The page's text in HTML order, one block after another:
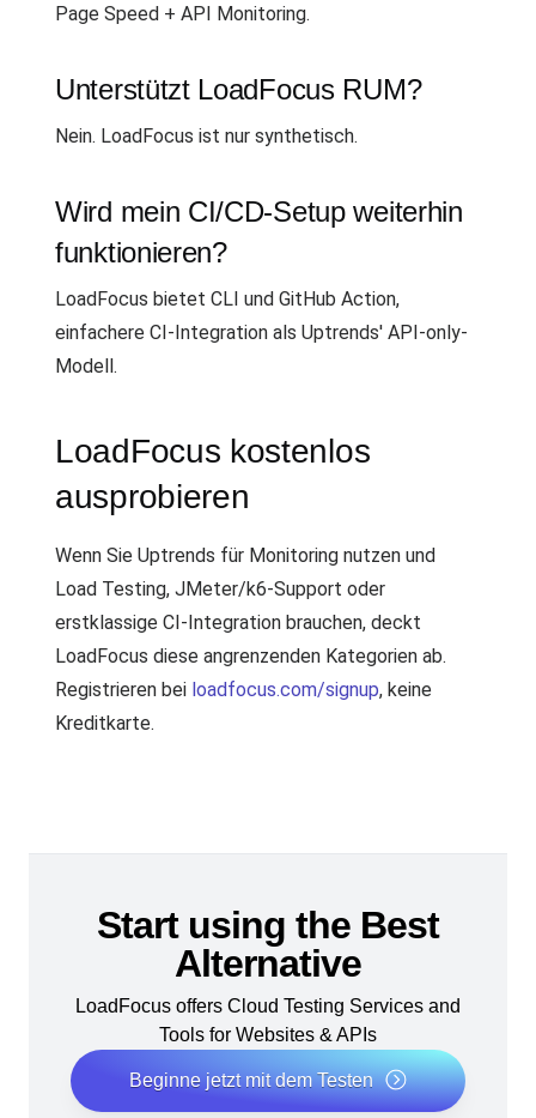
Page Speed + API Monitoring.
Unterstützt LoadFocus RUM?
Nein. LoadFocus ist nur synthetisch.
Wird mein CI/CD-Setup weiterhin
funktionieren?
LoadFocus bietet CLI und GitHub Action,
einfachere CI-Integration als Uptrends' API-only-
Modell.
LoadFocus kostenlos
ausprobieren
Wenn Sie Uptrends für Monitoring nutzen und
Load Testing, JMeter/k6-Support oder
erstklassige CI-Integration brauchen, deckt
LoadFocus diese angrenzenden Kategorien ab.
Registrieren bei loadfocus.com/signup, keine
Kreditkarte.
Start using the Best
Alternative
LoadFocus offers Cloud Testing Services and
Tools for Websites & APIs
Beginne jetzt mit dem Testen